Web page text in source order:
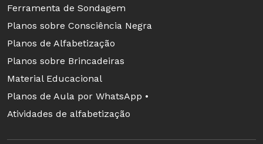
Ferramenta de Sondagem
Planos sobre Consciência Negra
Planos de Alfabetização
Planos sobre Brincadeiras
Material Educacional
Planos de Aula por WhatsApp •
Atividades de alfabetização